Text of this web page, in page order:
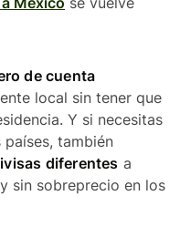
de cuenta
local sin tener que
Y si necesitas
también
diferentes a
sin sobreprecio en los